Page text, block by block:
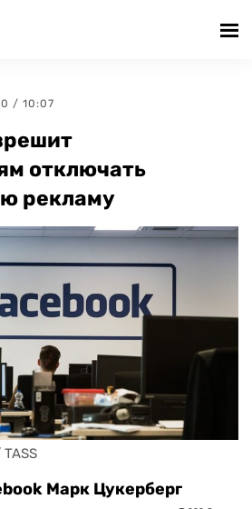
/ 10:07
отключать
рекламу
Марк Цукерберг